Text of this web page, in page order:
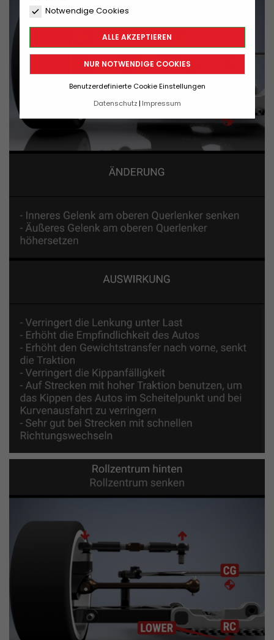
Notwendige Cookies
ALLE AKZEPTIEREN
NUR NOTWENDIGE COOKIES
Benutzerdefinierte Cookie Einstellungen
Datenschutz Impressum